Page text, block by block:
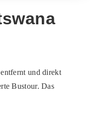
und direkt
Bustour. Das